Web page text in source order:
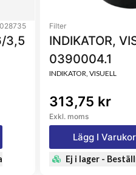
028735
3,5
Filter
INDIKATOR,
0390004.1
INDIKATOR, VISUELL
313,75 kr
Exkl. moms
Lägg I
Ej i lager -